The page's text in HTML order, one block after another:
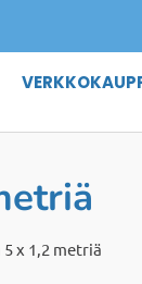
x 1,2 metriä